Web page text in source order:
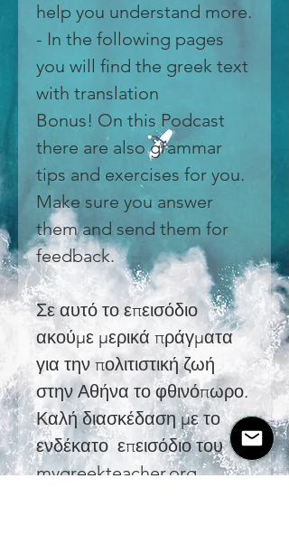
help you understand more.
- In the following pages
you will find the greek text
with translation
Bonus! On this Podcast
there are also grammar
tips and exercises for you.
Make sure you answer
them and send them for
feedback.
Σε αυτό το επεισόδιο
ακούμε μερικά πράγματα
για την πολιτιστική ζωή
στην Αθήνα το φθινόπωρο.
Καλή διασκέδαση με το
ενδέκατο επεισόδιο του
mygreekteacher.org